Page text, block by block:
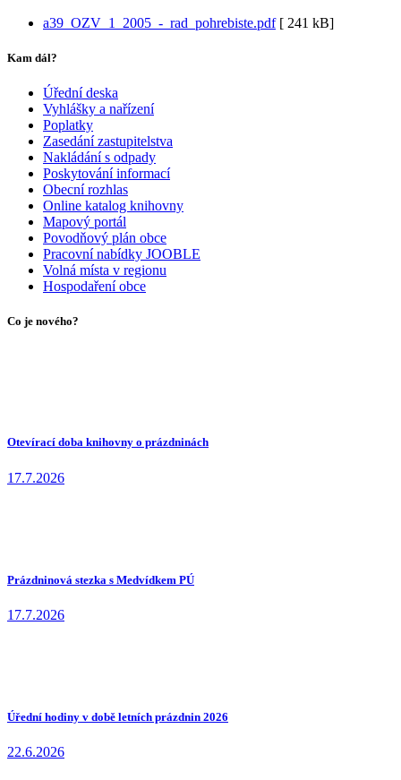
a39_OZV_1_2005_-_rad_pohrebiste.pdf[ 241 kB]
Kam dál?
Úřední deska
Vyhlášky a nařízení
Poplatky
Zasedání zastupitelstva
Nakládání s odpady
Poskytování informací
Obecní rozhlas
Online katalog knihovny
Mapový portál
Povodňový plán obce
Pracovní nabídky JOOBLE
Volná místa v regionu
Hospodaření obce
Co je nového?
Otevírací doba knihovny o prázdninách
17.7.2026
Prázdninová stezka s Medvídkem PÚ
17.7.2026
Úřední hodiny v době letních prázdnin 2026
22.6.2026